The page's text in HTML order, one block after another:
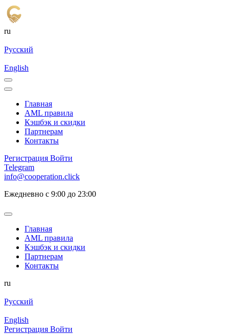
ru
Русский
English
Главная
AML правила
Кэшбэк и cкидки
Партнерам
Контакты
Регистрация Войти
Telegram
info@cooperation.click
Ежедневно с 9:00 до 23:00
Главная
AML правила
Кэшбэк и cкидки
Партнерам
Контакты
ru
Русский
English
Регистрация Войти